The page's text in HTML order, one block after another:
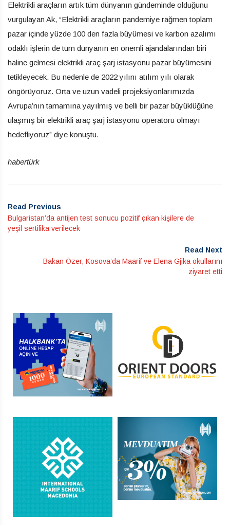
Elektrikli araçların artık tüm dünyanın gündeminde olduğunu
vurgulayan Ak, “Elektrikli araçların pandemiye rağmen toplam
pazar içinde yüzde 100 den fazla büyümesi ve karbon azalımı
odaklı işlerin de tüm dünyanın en önemli ajandalarından biri
haline gelmesi elektrikli araç şarj istasyonu pazar büyümesini
tetikleyecek. Bu nedenle de 2022 yılını atılım yılı olarak
öngörüyoruz. Orta ve uzun vadeli projeksiyonlarımızda
Avrupa’nın tamamına yayılmış ve belli bir pazar büyüklüğüne
ulaşmış bir elektrikli araç şarj istasyonu operatörü olmayı
hedefliyoruz” diye konuştu.
habertürk
Read Previous
Bulgaristan’da antijen test sonucu pozitif çıkan kişilere de
yeşil sertifika verilecek
Read Next
Bakan Özer, Kosova’da Maarif ve Elena Gjika okullarını
ziyaret etti